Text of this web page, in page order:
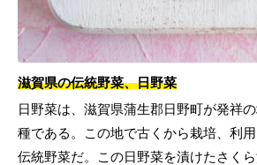
滋賀県の伝統野菜、日野菜
日野菜は、滋賀県蒲生郡日野町が発祥
種である。この地で古くから栽培、利
伝統野菜だ。この日野菜を漬けたさく